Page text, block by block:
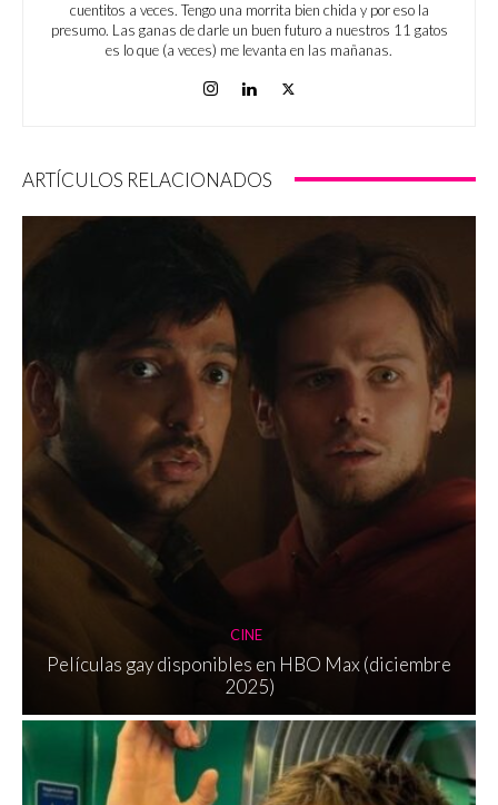
cuentitos a veces. Tengo una morrita bien chida y por eso la
presumo. Las ganas de darle un buen futuro a nuestros 11 gatos
es lo que (a veces) me levanta en las mañanas.
ARTÍCULOS RELACIONADOS
CINE
Películas gay disponibles en HBO Max (diciembre
2025)